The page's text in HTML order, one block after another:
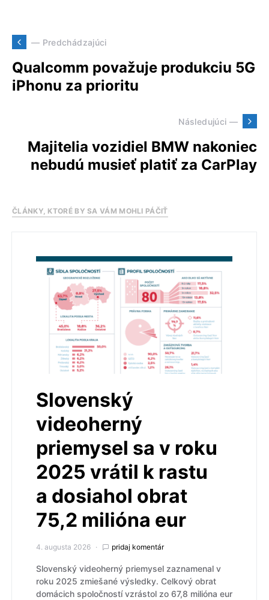
— Predchádzajúci
Qualcomm považuje produkciu 5G
iPhonu za prioritu
Následujúci —
Majitelia vozidiel BMW nakoniec
nebudú musieť platiť za CarPlay
ČLÁNKY, KTORÉ BY SA VÁM MOHLI PÁČIŤ
Slovenský
videoherný
priemysel sa v roku
2025 vrátil k rastu
a dosiahol obrat
75,2 milióna eur
4. augusta 2026 pridaj komentár
Slovenský videoherný priemysel zaznamenal v
roku 2025 zmiešané výsledky. Celkový obrat
domácich spoločností vzrástol zo 67,8 milióna eur